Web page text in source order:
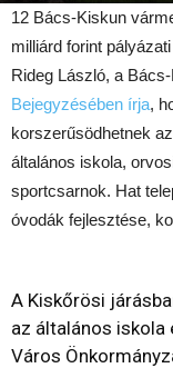
12 Bács-Kiskun
milliárd forint
Rideg László, a
Bejegyzésében írja,
korszerűsödhetnek
általános iskola,
sportcsarnok. Hat
óvodák fejlesztése,
A Kiskőrösi
az általános iskola
Város